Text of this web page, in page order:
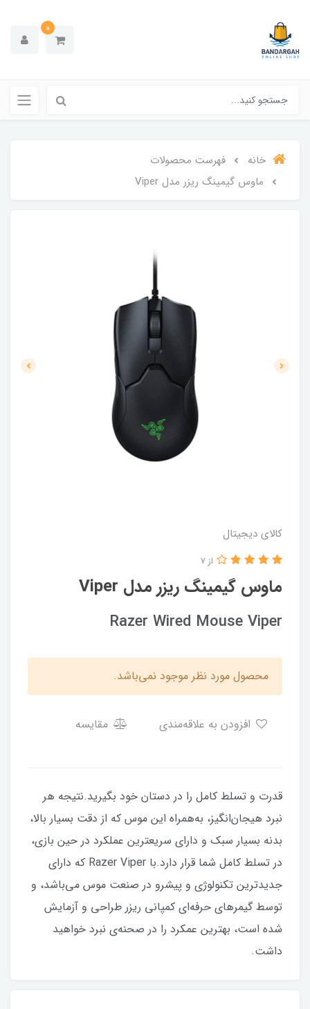
0
خانه
فهرست محصولات
ماوس گیمینگ ریزر مدل Viper
کالای دیجیتال
ماوس گیمینگ ریزر مدل Viper
از 7
Razer Wired Mouse Viper
محصول مورد نظر موجود نمی‌باشد.
مقایسه
قدرت و تسلط کامل را در دستان خود بگیرید.نتیجه هر
نبرد هیجان‌انگیز، به‌همراه این موس که از دقت بسیار بالا،
بدنه بسیار سبک و دارای سریعترین عملکرد در حین بازی،‌
در تسلط کامل شما قرار دارد.با Razer Viper که دارای
جدیدترین تکنولوژی و پیشرو در صنعت موس می‌باشد،‌ و
توسط گیمرهای حرفه‌ای کمپانی ریزر طراحی و آزمایش
شده است،‌ بهترین عمکرد را در صحنه‌ی نبرد خواهید
داشت.